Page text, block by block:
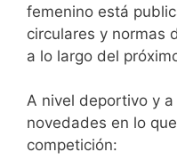
femenino está
circulares y normas
a lo largo del
A nivel deportivo y
novedades en lo
competición: